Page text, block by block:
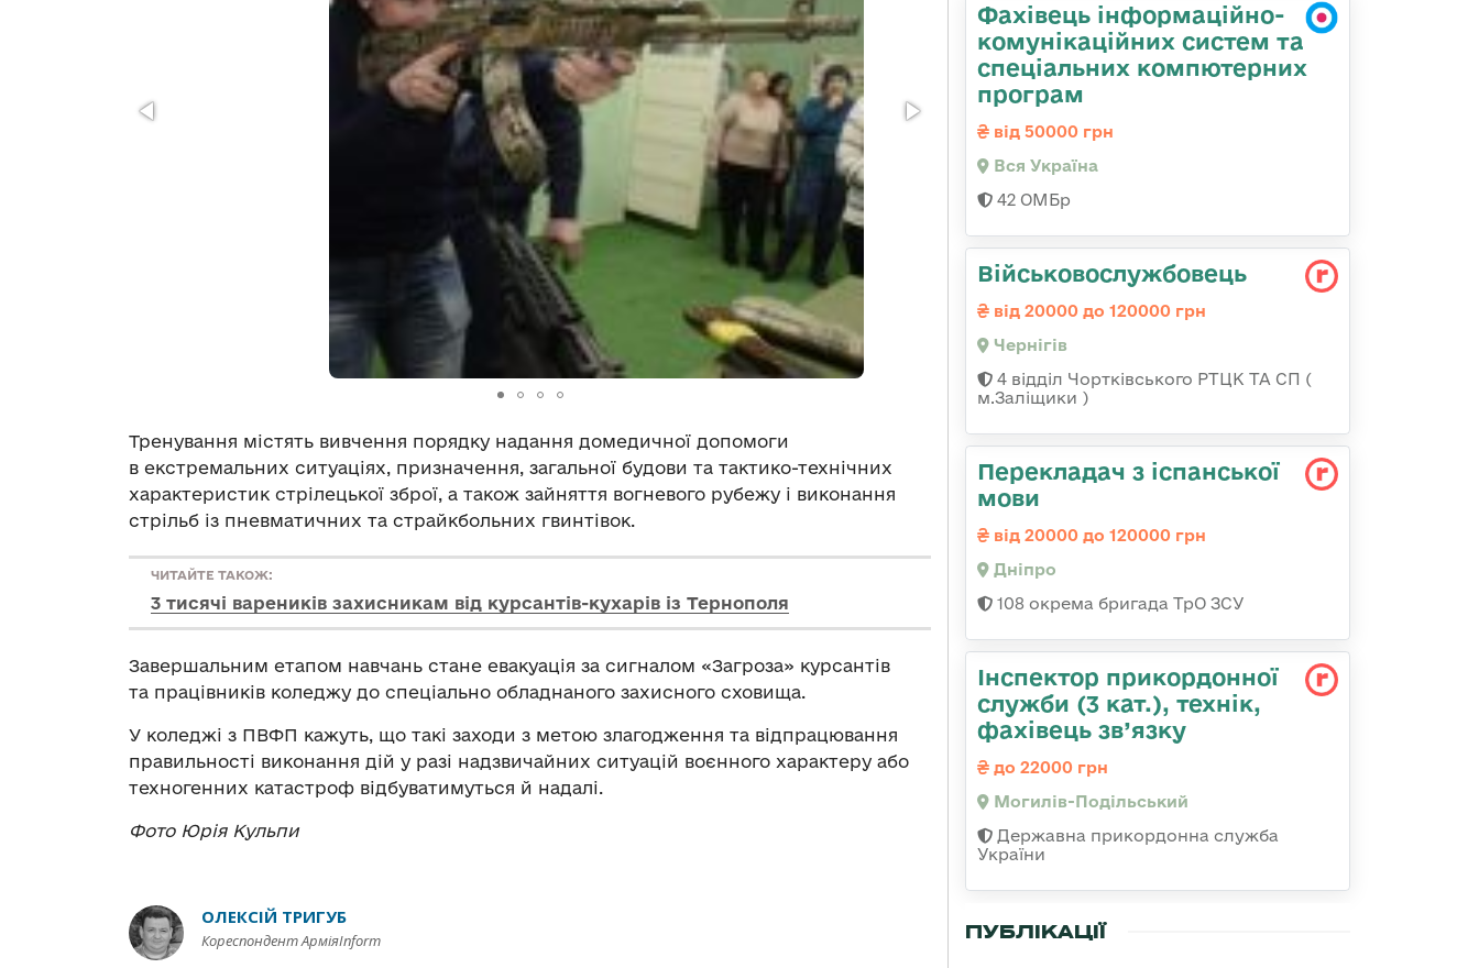
Тренування містять вивчення порядку надання домедичної допомоги
в екстремальних ситуаціях, призначення, загальної будови та тактико-технічних
характеристик стрілецької зброї, а також зайняття вогневого рубежу і виконання
стрільб із пневматичних та страйкбольних гвинтівок.
ЧИТАЙТЕ ТАКОЖ:
3 тисячі вареників захисникам від курсантів-кухарів із Тернополя
Завершальним етапом навчань стане евакуація за сигналом «Загроза» курсантів
та працівників коледжу до спеціально обладнаного захисного сховища.
У коледжі з ПВФП кажуть, що такі заходи з метою злагодження та відпрацювання
правильності виконання дій у разі надзвичайних ситуацій воєнного характеру або
техногенних катастроф відбуватимуться й надалі.
Фото Юрія Кульпи
ОЛЕКСІЙ ТРИГУБ
Кореспондент АрміяInform
Фахівець інформаційно-
комунікаційних систем та
спеціальних компютерних
програм
від 50000 грн
Вся Україна
42 ОМБр
Військовослужбовець
від 20000 до 120000 грн
Чернігів
4 відділ Чортківського РТЦК ТА СП (
м.Заліщики )
Перекладач з іспанської
мови
від 20000 до 120000 грн
Дніпро
108 окрема бригада ТрО ЗСУ
Інспектор прикордонної
служби (3 кат.), технік,
фахівець зв’язку
до 22000 грн
Могилів-Подільський
Державна прикордонна служба
України
ПУБЛІКАЦІЇ